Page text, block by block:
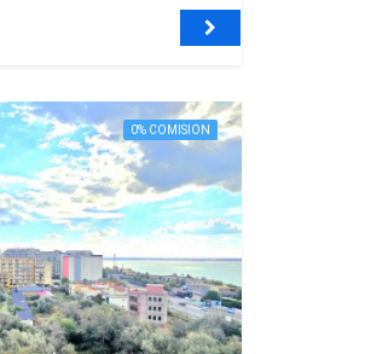
0% COMISION